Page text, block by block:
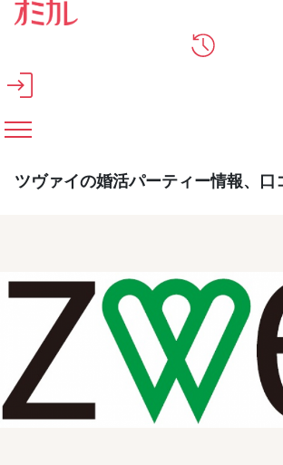
メインコンテンツへスキップ
ツヴァイの婚活パーティー情報、口